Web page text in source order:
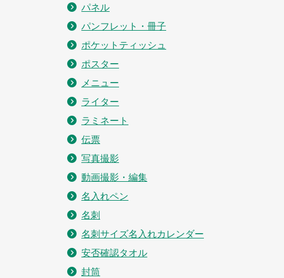
パネル
パンフレット・冊子
ポケットティッシュ
ポスター
メニュー
ライター
ラミネート
伝票
写真撮影
動画撮影・編集
名入れペン
名刺
名刺サイズ名入れカレンダー
安否確認タオル
封筒